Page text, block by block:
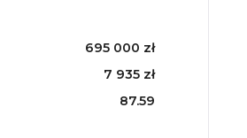
695 000 zł
7 935 zł
87.59